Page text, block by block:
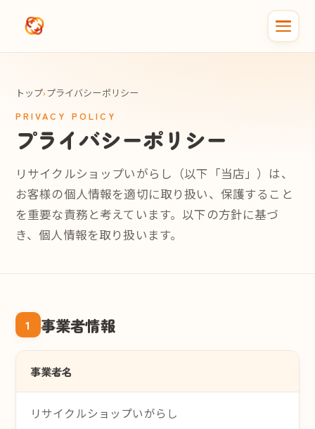
トップ›プライバシーポリシー
PRIVACY POLICY
プライバシーポリシー
リサイクルショップいがらし（以下「当店」）は、
お客様の個人情報を適切に取り扱い、保護すること
を重要な責務と考えています。以下の方針に基づ
き、個人情報を取り扱います。
1 事業者情報
事業者名
リサイクルショップいがらし